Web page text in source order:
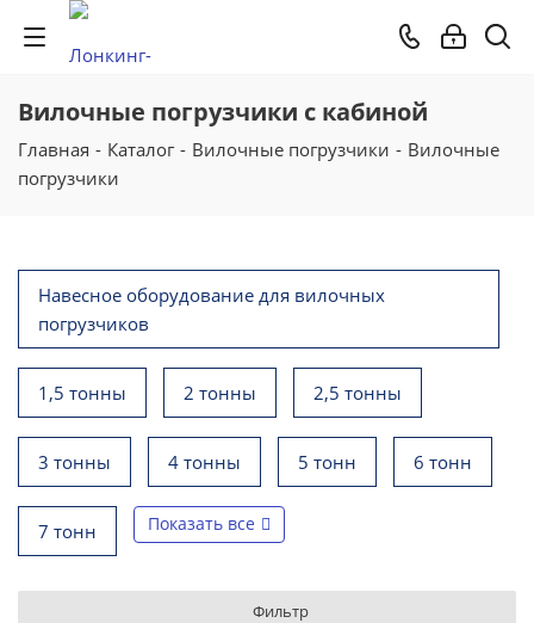
Вилочные погрузчики с кабиной
Главная - Каталог - Вилочные погрузчики - Вилочные
погрузчики
Навесное оборудование для вилочных
погрузчиков
1,5 тонны 2 тонны 2,5 тонны
3 тонны 4 тонны 5 тонн 6 тонн
7 тонн Показать все
Фильтр